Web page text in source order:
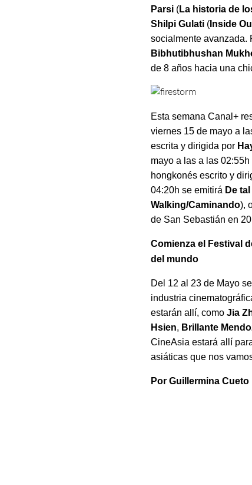
Parsi (La historia de
Shilpi Gulati ( Inside
socialmente avanzada.
Bibhutibhushan
de 8 años hacia una
Esta semana Canal+
viernes 15 de mayo a
escrita y dirigida por
mayo a las a las
hongkonés escrito y
04:20h se emitirá De
Walking/Caminando),
de San Sebastián en
Comienza el Festival
del mundo
Del 12 al 23 de Mayo
industria
estarán allí, comoJia
Hsien, Brillante
CineAsia estará allí
asiáticas que nos
Por Guillermina Cueto